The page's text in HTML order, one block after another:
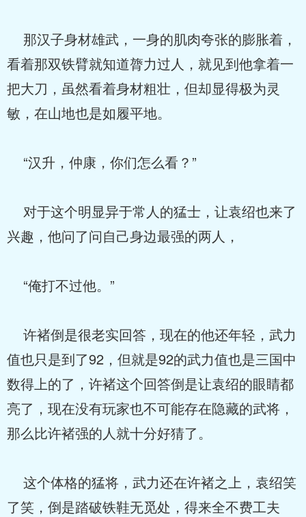
那汉子身材雄武，一身的肌肉夸张的膨胀着，
看着那双铁臂就知道膂力过人，就见到他拿着一
把大刀，虽然看着身材粗壮，但却显得极为灵
敏，在山地也是如履平地。
“汉升，仲康，你们怎么看？”
对于这个明显异于常人的猛士，让袁绍也来了
兴趣，他问了问自己身边最强的两人，
“俺打不过他。”
许褚倒是很老实回答，现在的他还年轻，武力
值也只是到了92，但就是92的武力值也是三国中
数得上的了，许褚这个回答倒是让袁绍的眼睛都
亮了，现在没有玩家也不可能存在隐藏的武将，
那么比许褚强的人就十分好猜了。
这个体格的猛将，武力还在许褚之上，袁绍笑
了笑，倒是踏破铁鞋无觅处，得来全不费工夫